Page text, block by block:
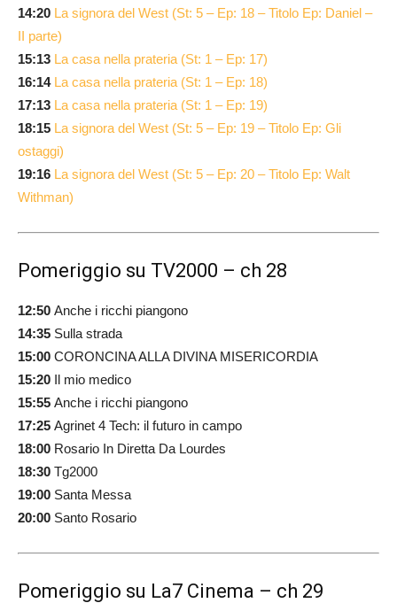
14:20 La signora del West (St: 5 – Ep: 18 – Titolo Ep: Daniel –
II parte)
15:13 La casa nella prateria (St: 1 – Ep: 17)
16:14 La casa nella prateria (St: 1 – Ep: 18)
17:13 La casa nella prateria (St: 1 – Ep: 19)
18:15 La signora del West (St: 5 – Ep: 19 – Titolo Ep: Gli
ostaggi)
19:16 La signora del West (St: 5 – Ep: 20 – Titolo Ep: Walt
Withman)
Pomeriggio su TV2000 – ch 28
12:50 Anche i ricchi piangono
14:35 Sulla strada
15:00 CORONCINA ALLA DIVINA MISERICORDIA
15:20 Il mio medico
15:55 Anche i ricchi piangono
17:25 Agrinet 4 Tech: il futuro in campo
18:00 Rosario In Diretta Da Lourdes
18:30 Tg2000
19:00 Santa Messa
20:00 Santo Rosario
Pomeriggio su La7 Cinema – ch 29